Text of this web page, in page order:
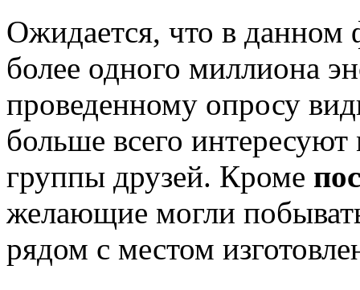
Ожидается, что в данном
более одного миллиона
проведенному опросу
больше всего
группы друзей. Кроме
желающие могли
рядом с местом